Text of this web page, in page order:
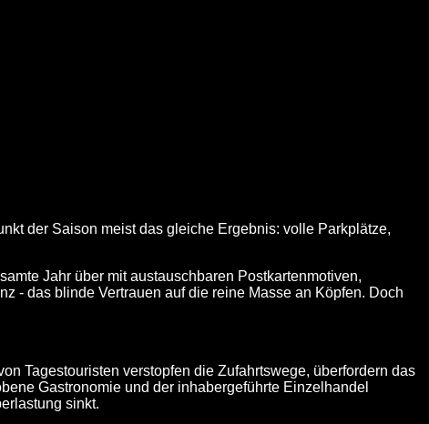
der Saison meist das gleiche Ergebnis: volle Parkplätze,
Jahr über mit austauschbaren Postkartenmotiven,
- das blinde Vertrauen auf die reine Masse an Köpfen. Doch
Tagestouristen verstopfen die Zufahrtswege, überfordern das
Gastronomie und der inhabergeführte Einzelhandel
sinkt.